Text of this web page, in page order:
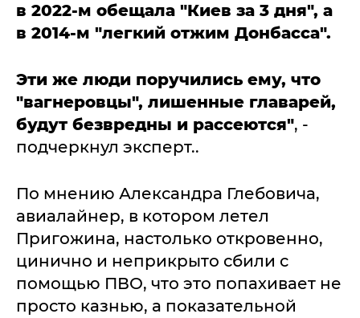
в 2022-м обещала "Киев за 3 дня", а
в 2014-м "легкий отжим Донбасса".
Эти же люди поручились ему, что
"вагнеровцы", лишенные главарей,
будут безвредны и рассеются", -
подчеркнул эксперт..
По мнению Александра Глебовича,
авиалайнер, в котором летел
Пригожина, настолько откровенно,
цинично и неприкрыто сбили с
помощью ПВО, что это попахивает не
просто казнью, а показательной